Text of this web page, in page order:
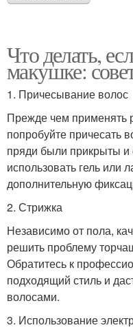
Что делать,
макушке:
1. Причесывание волос
Прежде чем применять
попробуйте причесать
пряди были прикрыты и
использовать гель или
дополнительную
2. Стрижка
Независимо от пола,
решить проблему
Обратитесь к
подходящий стиль и
волосами.
3. Использование